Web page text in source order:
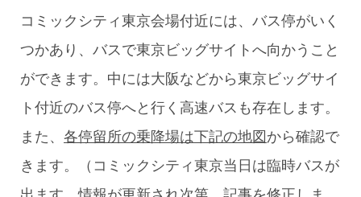
コミックシティ東京会場付近には、バス停がいく
つかあり、バスで東京ビッグサイトへ向かうこと
ができます。中には大阪などから東京ビッグサイ
ト付近のバス停へと行く高速バスも存在します。
また、 各停留所の乗降場は下記の地図から確認で
きます。（コミックシティ東京当日は臨時バスが